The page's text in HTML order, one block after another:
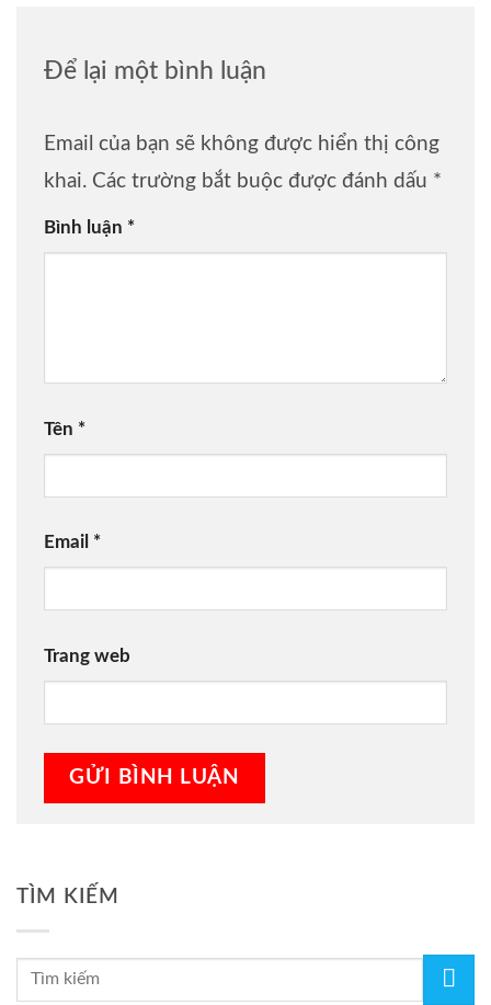
Để lại một bình luận
Email của bạn sẽ không được hiển thị công
khai. Các trường bắt buộc được đánh dấu *
Bình luận *
Tên *
Email *
Trang web
TÌM KIẾM